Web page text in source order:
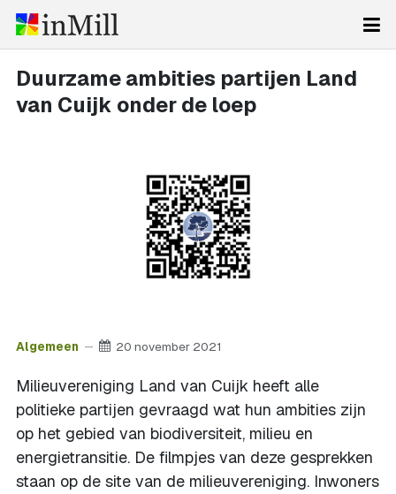
Duurzame ambities partijen Land
van Cuijk onder de loep
Algemeen 20 november 2021
Milieuvereniging Land van Cuijk heeft alle
politieke partijen gevraagd wat hun ambities zijn
op het gebied van biodiversiteit, milieu en
energietransitie. De filmpjes van deze gesprekken
staan op de site van de milieuvereniging. Inwoners